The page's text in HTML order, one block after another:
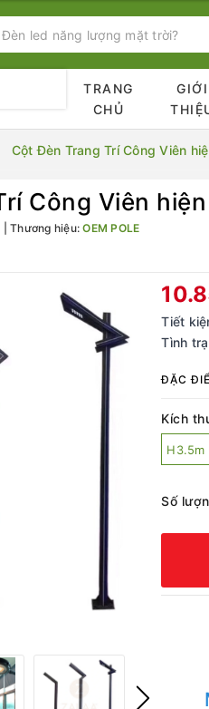
TRANG
CHỦ
GIỚI
Cột Đèn Trang Trí Công Viên
Công Viên
Thương hiệu:OEM POLE
Tiết
Tình
ĐẶC
Kích
H3.5m
Số